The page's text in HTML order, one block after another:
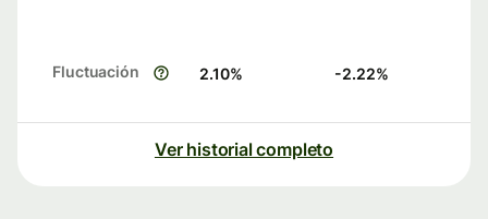
Fluctuación 2.10% -2.22%
Ver historial completo